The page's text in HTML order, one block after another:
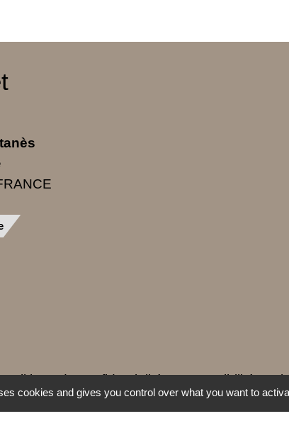
Politique de confidentialité - Accessibilité -
cookies and gives you control over what you want to